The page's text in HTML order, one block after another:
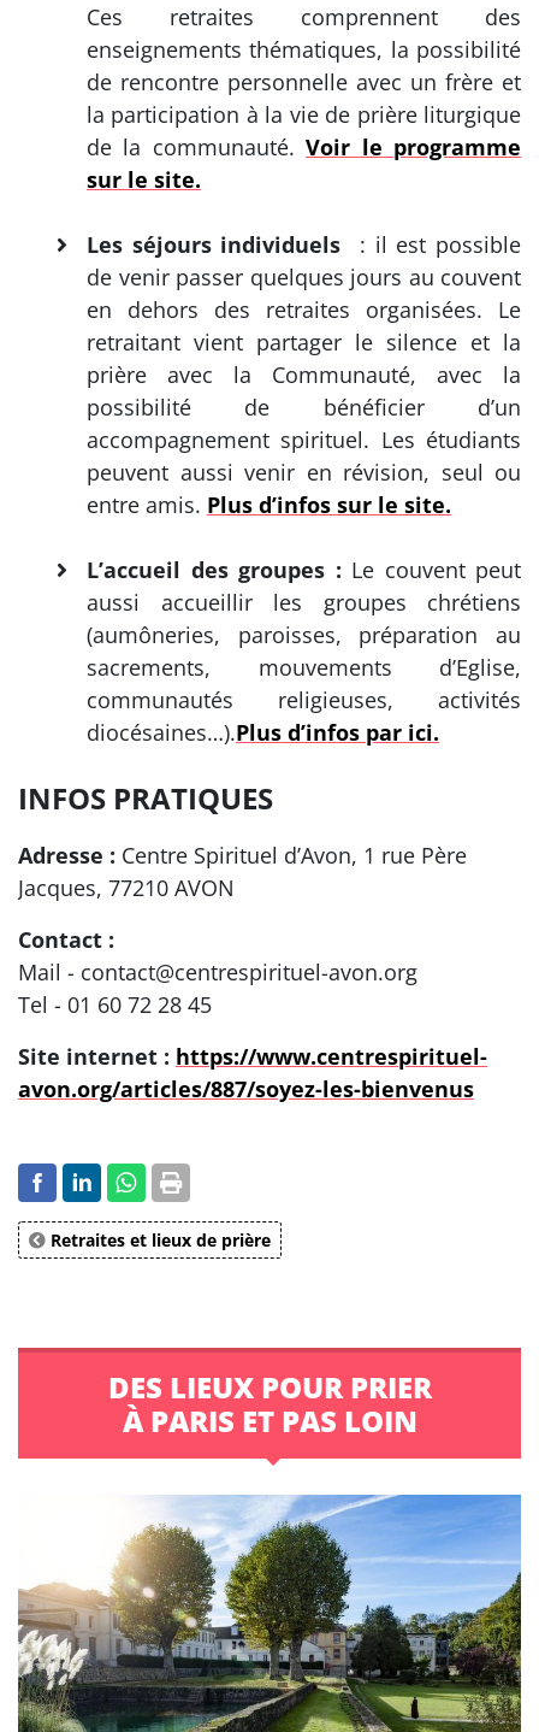
Ces retraites comprennent des
enseignements thématiques, la possibilité
de rencontre personnelle avec un frère et
la participation à la vie de prière liturgique
de la communauté.Voir le programme
sur le site.
Les séjours individuels
: il est possible
de venir passer quelques jours au couvent
en dehors des retraites organisées. Le
retraitant vient partager le silence et la
prière avec la Communauté, avec la
possibilité de bénéficier d’un
accompagnement spirituel. Les étudiants
peuvent aussi venir en révision, seul ou
entre amis. Plus d’infos sur le site.
L’accueil des groupes : Le couvent peut
aussi accueillir les groupes chrétiens
(aumôneries, paroisses, préparation au
sacrements, mouvements d’Eglise,
communautés religieuses, activités
diocésaines…).Plus d’infos par ici.
INFOS PRATIQUES
Adresse : Centre Spirituel d’Avon, 1 rue Père
Jacques, 77210 AVON
Contact :
Mail - contact@centrespirituel-avon.org
Tel - 01 60 72 28 45
Site internet : https://www.centrespirituel-
avon.org/articles/887/soyez-les-bienvenus
Retraites et lieux de prière
DES LIEUX POUR PRIER
À PARIS ET PAS LOIN